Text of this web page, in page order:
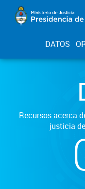
DATOS
Recursos acerca
justicia